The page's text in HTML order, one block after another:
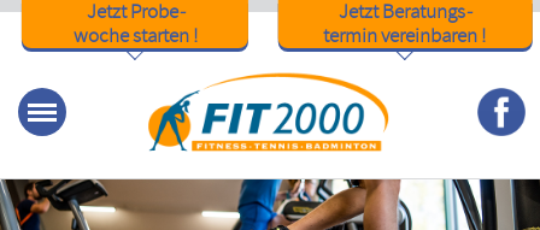
Menu
Jetzt Probe-
woche starten !
Jetzt Beratungs-
termin vereinbaren !